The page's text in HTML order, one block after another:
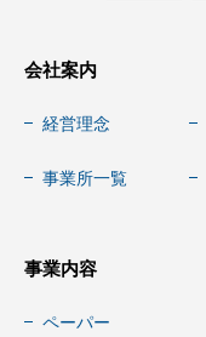
会社案内
経営理念
事業所一覧
事業内容
ペーパー